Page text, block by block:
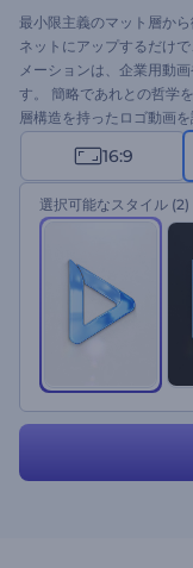
最小限主義のマット層か
ネットにアップするだけ
メーションは、企業用動
す。 簡略であれとの哲学
層構造を持ったロゴ動画を
16:9
選択可能なスタイル (2)